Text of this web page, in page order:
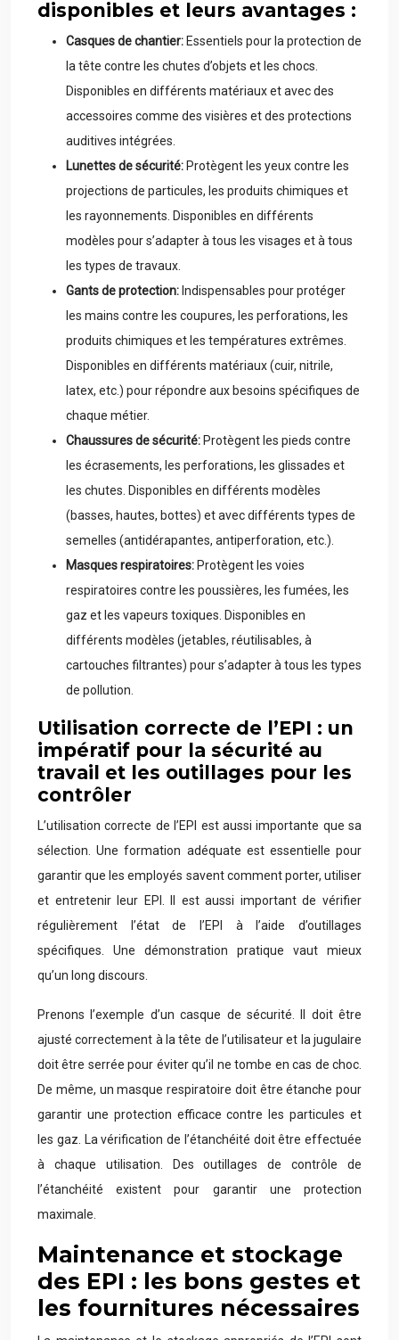
disponibles et leurs avantages :
Casques de chantier: Essentiels pour la protection de
la tête contre les chutes d’objets et les chocs.
Disponibles en différents matériaux et avec des
accessoires comme des visières et des protections
auditives intégrées.
Lunettes de sécurité: Protègent les yeux contre les
projections de particules, les produits chimiques et
les rayonnements. Disponibles en différents
modèles pour s’adapter à tous les visages et à tous
les types de travaux.
Gants de protection: Indispensables pour protéger
les mains contre les coupures, les perforations, les
produits chimiques et les températures extrêmes.
Disponibles en différents matériaux (cuir, nitrile,
latex, etc.) pour répondre aux besoins spécifiques de
chaque métier.
Chaussures de sécurité: Protègent les pieds contre
les écrasements, les perforations, les glissades et
les chutes. Disponibles en différents modèles
(basses, hautes, bottes) et avec différents types de
semelles (antidérapantes, antiperforation, etc.).
Masques respiratoires: Protègent les voies
respiratoires contre les poussières, les fumées, les
gaz et les vapeurs toxiques. Disponibles en
différents modèles (jetables, réutilisables, à
cartouches filtrantes) pour s’adapter à tous les types
de pollution.
Utilisation correcte de l’EPI : un
impératif pour la sécurité au
travail et les outillages pour les
contrôler
L’utilisation correcte de l’EPI est aussi importante que sa
sélection. Une formation adéquate est essentielle pour
garantir que les employés savent comment porter, utiliser
et entretenir leur EPI. Il est aussi important de vérifier
régulièrement l’état de l’EPI à l’aide d’outillages
spécifiques. Une démonstration pratique vaut mieux
qu’un long discours.
Prenons l’exemple d’un casque de sécurité. Il doit être
ajusté correctement à la tête de l’utilisateur et la jugulaire
doit être serrée pour éviter qu’il ne tombe en cas de choc.
De même, un masque respiratoire doit être étanche pour
garantir une protection efficace contre les particules et
les gaz. La vérification de l’étanchéité doit être effectuée
à chaque utilisation. Des outillages de contrôle de
l’étanchéité existent pour garantir une protection
maximale.
Maintenance et stockage
des EPI : les bons gestes et
les fournitures nécessaires